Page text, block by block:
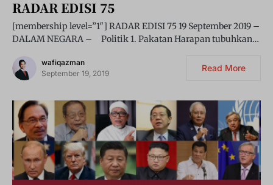
RADAR EDISI 75
[membership level=”1″] RADAR EDISI 75 19 September 2019 –
DALAM NEGARA – Politik 1. Pakatan Harapan tubuhkan…
wafiqazman
September 19, 2019
Read More